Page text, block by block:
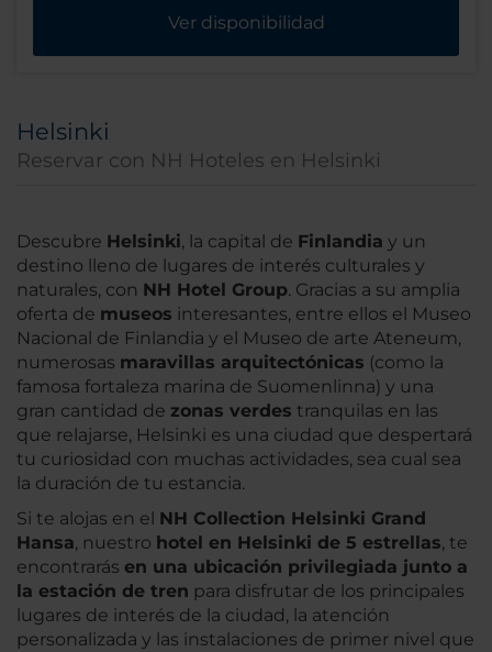
Ver disponibilidad
Helsinki
Reservar con NH Hoteles en Helsinki
Descubre Helsinki, la capital de Finlandia y un
destino lleno de lugares de interés culturales y
naturales, con NH Hotel Group. Gracias a su amplia
oferta de museos interesantes, entre ellos el Museo
Nacional de Finlandia y el Museo de arte Ateneum,
numerosas maravillas arquitectónicas (como la
famosa fortaleza marina de Suomenlinna) y una
gran cantidad de zonas verdes tranquilas en las
que relajarse, Helsinki es una ciudad que despertará
tu curiosidad con muchas actividades, sea cual sea
la duración de tu estancia.
Si te alojas en el NH Collection Helsinki Grand
Hansa, nuestro hotel en Helsinki de 5 estrellas, te
encontrarás en una ubicación privilegiada junto a
la estación de tren para disfrutar de los principales
lugares de interés de la ciudad, la atención
personalizada y las instalaciones de primer nivel que